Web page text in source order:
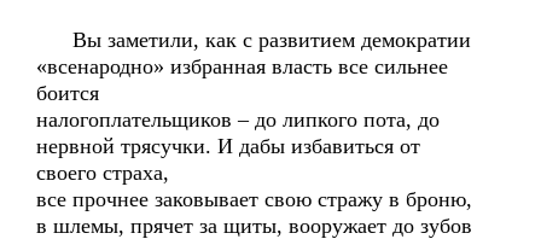
Вы заметили, как с развитием демократии
«всенародно» избранная власть все сильнее
боится
налогоплательщиков – до липкого пота, до
нервной трясучки. И дабы избавиться от
своего страха,
все прочнее заковывает свою стражу в броню,
в шлемы, прячет за щиты, вооружает до зубов